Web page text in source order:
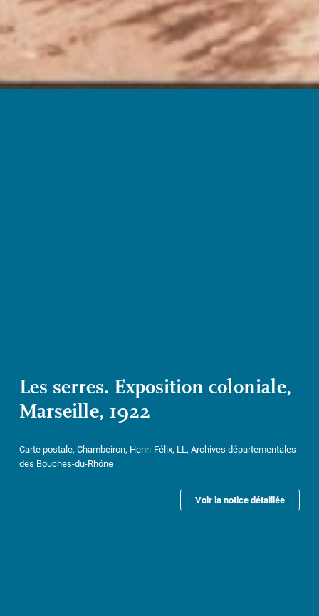
Les serres. Exposition coloniale,
Marseille, 1922
Carte postale, Chambeiron, Henri-Félix, LL, Archives départementales
des Bouches-du-Rhône
Voir la notice détaillée